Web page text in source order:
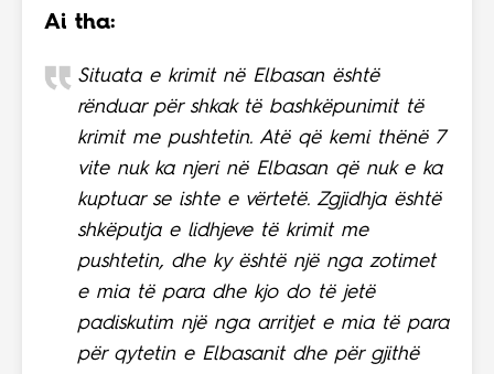
Ai tha:
Situata e krimit në Elbasan është
rënduar për shkak të bashkëpunimit të
krimit me pushtetin. Atë që kemi thënë 7
vite nuk ka njeri në Elbasan që nuk e ka
kuptuar se ishte e vërtetë. Zgjidhja është
shkëputja e lidhjeve të krimit me
pushtetin, dhe ky është një nga zotimet
e mia të para dhe kjo do të jetë
padiskutim një nga arritjet e mia të para
për qytetin e Elbasanit dhe për gjithë